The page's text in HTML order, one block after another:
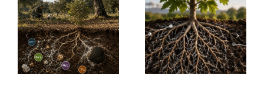
¿son capaces las
trufas de modificar el
suelo que les rodea?
¿en qué se parecen los
perrechicos a las
trufas?